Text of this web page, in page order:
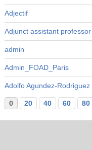
Adjectif
Adjunct assistant professor
admin
Admin_FOAD_Paris
Adolfo Agundez-Rodriguez
0 20 40 60 80